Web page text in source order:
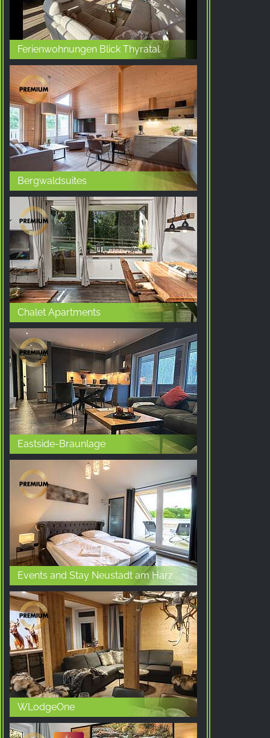
Ferienwohnungen Blick Thyratal
Bergwaldsuites
Chalet Apartments
Eastside-Braunlage
Events and Stay Neustadt am Harz
WLodgeOne
统计数据
统计Cookies以匿名方式收集信息。这些信息有助
于我们了解访问者如何使用我们的网站。
Google Analytics
Name:
_ga, _gid, _gac_gb_
Provider:
Google LLC
Purpose:
收集关于网站使用的统计数据
Cookie duration:
24小时 - 2年